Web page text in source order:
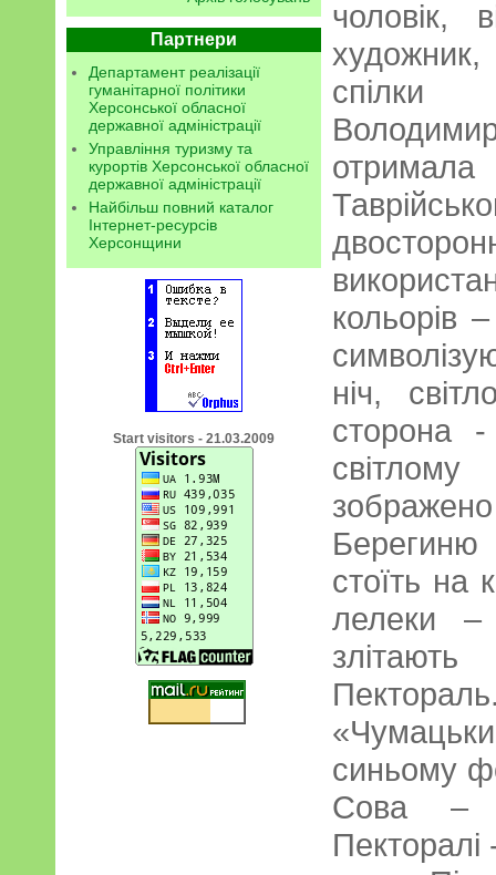
Партнери
Департамент реалізації
гуманітарної політики
Херсонської обласної
державної адміністрації
Управління туризму та
курортів Херсонської обласної
державної адміністрації
Найбільш повний каталог
Інтернет-ресурсів
Херсонщини
Start visitors - 21.03.2009
чоловік,
спілки
кольорів
ніч,
сторона
Берегиню
стоїть на
лелеки
синьому
Сова –
Пекторалі